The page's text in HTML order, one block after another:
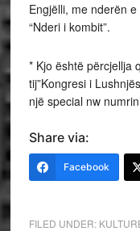
Engjëlli, me nderën
“Nderi i kombit”.
* Kjo është përcjellja
tij”Kongresi i
një special nw
Share via:
Facebook
FILED UNDER: